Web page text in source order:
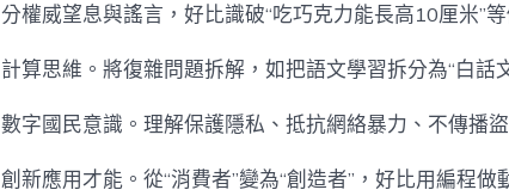
分權威望息與謠言，好比識破“吃巧克力能長高10厘米”等
計算思維。將復雜問題拆解，如把語文學習拆分為“白話
數字國民意識。理解保護隱私、抵抗網絡暴力、不傳播盜
創新應用才能。從“消費者”變為“創造者”，好比用編程